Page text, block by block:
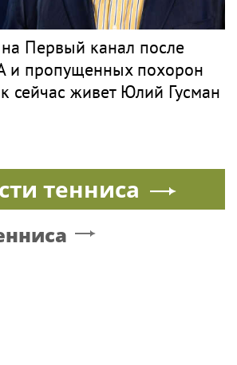
Первый канал после
и пропущенных похорон
сейчас живет Юлий Гусман
тенниса